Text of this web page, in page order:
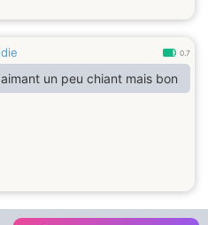
0.7
un peu chiant mais bon